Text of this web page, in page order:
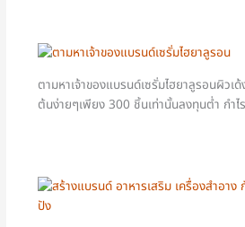
ตามหาเจ้าของแบรนด์เซรั่มไฮยาลูรอนผิวเด้
ต้นง่ายๆเพียง 300 ชิ้นเท่านั้นลงทุนต่ำ กำ